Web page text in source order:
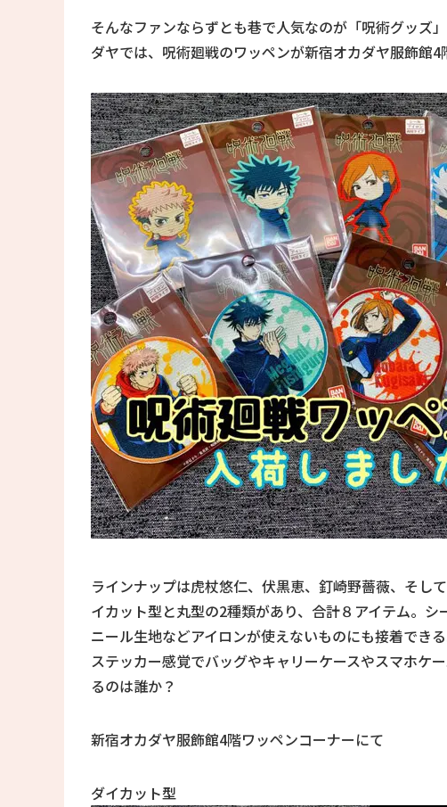
そんなファンならずとも巷で人気なのが「呪術グッズ
ダヤでは、呪術廻戦のワッペンが新宿オカダヤ服飾館4
ラインナップは虎杖悠仁、伏黒恵、釘崎野薔薇、そし
イカット型と丸型の2種類があり、合計８アイテム。
ニール生地などアイロンが使えないものにも接着でき
ステッカー感覚でバッグやキャリーケースやスマホケ
るのは誰か？
新宿オカダヤ服飾館4階ワッペンコーナーにて
ダイカット型